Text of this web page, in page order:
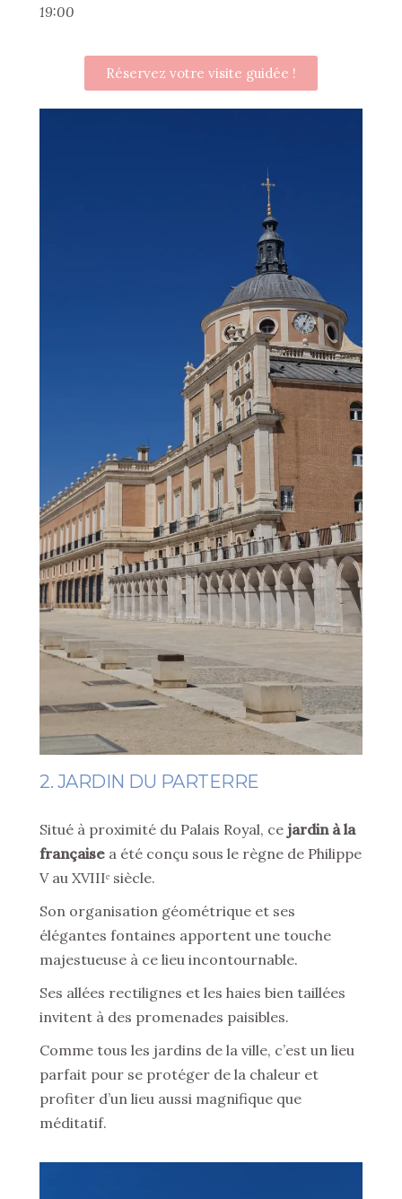
19:00
Réservez votre visite guidée !
2. JARDIN DU PARTERRE
Situé à proximité du Palais Royal, ce jardin à la
française a été conçu sous le règne de Philippe
V au XVIIIᵉ siècle.
Son organisation géométrique et ses
élégantes fontaines apportent une touche
majestueuse à ce lieu incontournable.
Ses allées rectilignes et les haies bien taillées
invitent à des promenades paisibles.
Comme tous les jardins de la ville, c’est un lieu
parfait pour se protéger de la chaleur et
profiter d’un lieu aussi magnifique que
méditatif.